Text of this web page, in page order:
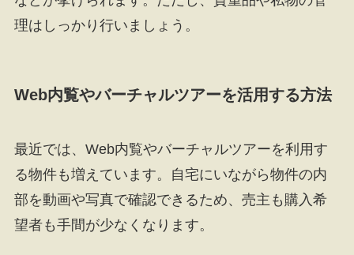
理はしっかり行いましょう。
Web内覧やバーチャルツアーを活用する方法
最近では、Web内覧やバーチャルツアーを利用す
る物件も増えています。自宅にいながら物件の内
部を動画や写真で確認できるため、売主も購入希
望者も手間が少なくなります。